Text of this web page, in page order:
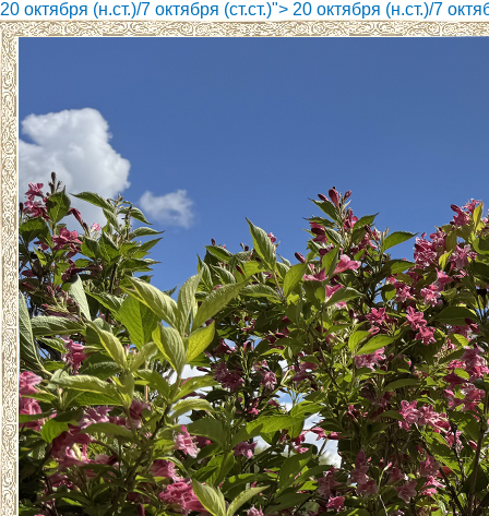
20 октября (н.ст.)/7 октября (ст.ст.)"> 20 октября (н.ст.)/7